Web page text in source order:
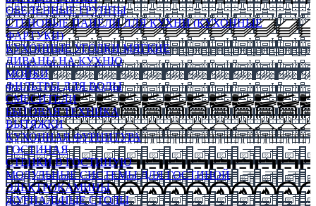
ОБЕДЕННЫЕ ГРУППЫ
СТЕНОВЫЕ ПАНЕЛИ ДЛЯ КУХНИ (КУХОННЫЕ
ФАРТУКИ)
КУХОННЫЕ УГОЛКИ МЯГКИЕ
ДИВАНЫ НА КУХНЮ
МОЙКИ
ФИЛЬТРЫ ДЛЯ ВОДЫ
СМЕСИТЕЛИ
БЫТОВАЯ ТЕХНИКА
ВЫТЯЖКИ
КУХОННАЯ ФУРНИТУРА
ГОСТИНАЯ
СТЕНКИ В ГОСТИНУЮ
МОДУЛЬНЫЕ СИСТЕМЫ ДЛЯ ГОСТИНОЙ
ЭЛЕКТРОКАМИНЫ
ЖУРНАЛЬНЫЕ СТОЛЫ